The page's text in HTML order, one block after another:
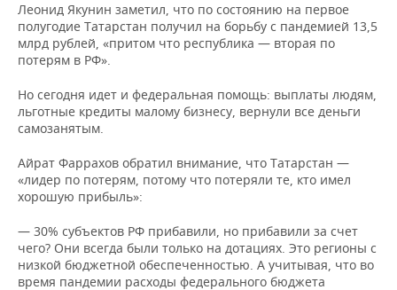
Леонид Якунин заметил, что по состоянию на первое
полугодие Татарстан получил на борьбу с пандемией 13,5
млрд рублей, «притом что республика — вторая по
потерям в РФ».
Но сегодня идет и федеральная помощь: выплаты людям,
льготные кредиты малому бизнесу, вернули все деньги
самозанятым.
Айрат Фаррахов обратил внимание, что Татарстан —
«лидер по потерям, потому что потеряли те, кто имел
хорошую прибыль»:
— 30% субъектов РФ прибавили, но прибавили за счет
чего? Они всегда были только на дотациях. Это регионы с
низкой бюджетной обеспеченностью. А учитывая, что во
время пандемии расходы федерального бюджета